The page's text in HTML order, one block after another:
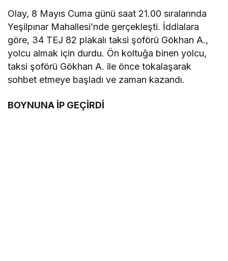
Olay, 8 Mayıs Cuma günü saat 21.00 sıralarında
Yeşilpınar Mahallesi’nde gerçekleşti. İddialara
göre, 34 TEJ 82 plakalı taksi şoförü Gökhan A.,
yolcu almak için durdu. Ön koltuğa binen yolcu,
taksi şoförü Gökhan A. ile önce tokalaşarak
sohbet etmeye başladı ve zaman kazandı.
BOYNUNA İP GEÇİRDİ